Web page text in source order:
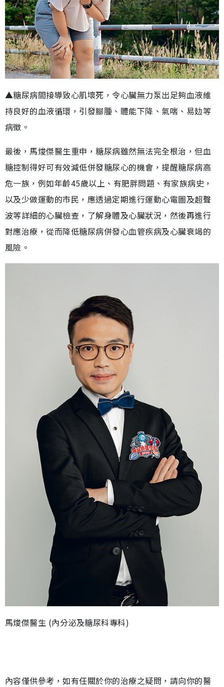
▲糖尿病間接導致心肌壞死，令心臟無力泵出足夠血液維
持良好的血液循環，引發腳腫、體能下降、氣喘、易攰等
病徵。
最後，馬焌傑醫生重申，糖尿病雖然無法完全根治，但血
糖控制得好可有效減低併發糖尿心的機會，提醒糖尿病高
危一族，例如年齡45歲以上、有肥胖問題、有家族病史，
以及少做運動的市民，應透過定期進行運動心電圖及超聲
波等詳細的心臟檢查，了解身體及心臟狀況，然後再進行
對應治療，從而降低糖尿病併發心血管疾病及心臟衰竭的
風險。
馬焌傑醫生 (內分泌及糖尿科專科)
內容僅供參考，如有任關於你的治療之疑問，請向你的醫